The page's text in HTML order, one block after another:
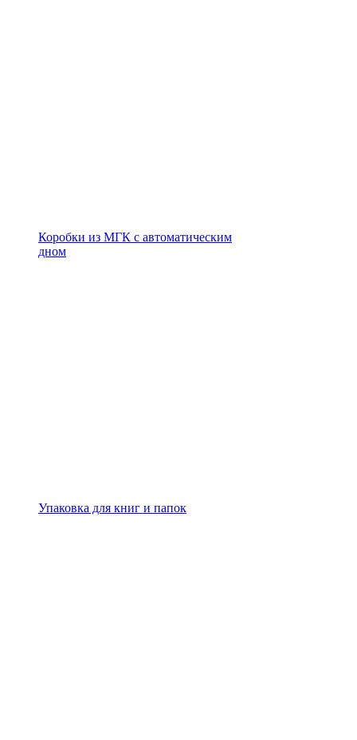
Коробки из МГК с автоматическим
дном
Упаковка для книг и папок